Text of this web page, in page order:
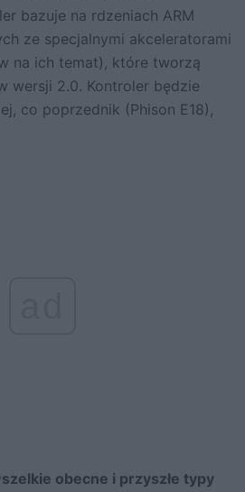
bazuje na rdzeniach ARM
ze specjalnymi akceleratorami
na ich temat), które tworzą
wersji 2.0. Kontroler będzie
co poprzednik (Phison E18),
obecne i przyszłe typy